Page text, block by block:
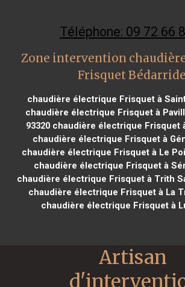
Téléphone: 09 72 66
Zone intervention
Frisquet
chaudière électrique Frisquet à
chaudière électrique Frisquet à
93320 chaudière électrique Frisquet
chaudière électrique Frisquet à
chaudière électrique Frisquet à Le
chaudière électrique Frisquet à
chaudière électrique Frisquet à Trith
chaudière électrique Frisquet à La
chaudière électrique Frisquet à
Artisan